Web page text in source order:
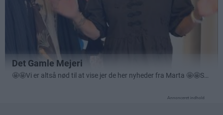
Annonceret indhold